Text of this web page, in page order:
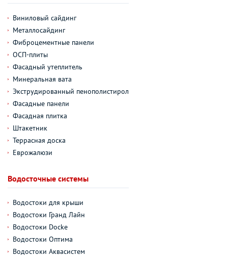
Виниловый сайдинг
Металлосайдинг
Фиброцементные панели
ОСП-плиты
Фасадный утеплитель
Минеральная вата
Экструдированный пенополистирол
Фасадные панели
Фасадная плитка
Штакетник
Террасная доска
Еврожалюзи
Водосточные системы
Водостоки для крыши
Водостоки Гранд Лайн
Водостоки Docke
Водостоки Оптима
Водостоки Аквасистем